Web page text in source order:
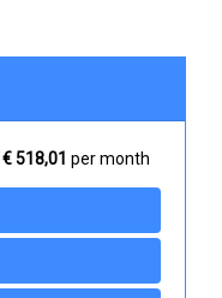
€ 518,01 per month